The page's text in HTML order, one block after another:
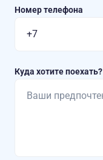
Номер телефона
Куда хотите поехать?